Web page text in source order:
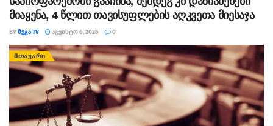
მიაყენა, 4 წლით თავისუფლების აღკვეთა მიესაჯა
BYᲛᲔᲒᲐ TV ᲐᲒᲕᲘᲡᲢᲝ 6, 2026 0
ᲛᲗᲐᲕᲐᲠᲘ